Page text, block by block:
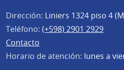
Dirección: Liniers 1324 piso 4
Teléfono: (+598) 2901 2929
Contacto
Horario de atención: lunes a